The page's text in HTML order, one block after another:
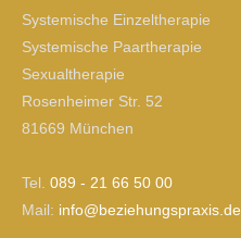
Systemische Einzeltherapie
Systemische Paartherapie
Sexualtherapie
Rosenheimer Str. 52
81669 München
Tel. 089 - 21 66 50 00
Mail:
ed.si
xarps
gnuhe
izeb@
ofni